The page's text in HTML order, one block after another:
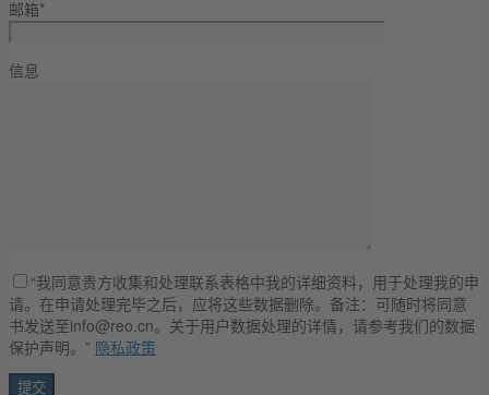
邮箱*
信息
“我同意贵方收集和处理联系表格中我的详细资料，用于处理我的申
请。在申请处理完毕之后，应将这些数据删除。备注：可随时将同意
书发送至info@reo.cn。关于用户数据处理的详情，请参考我们的数据
保护声明。” 隐私政策